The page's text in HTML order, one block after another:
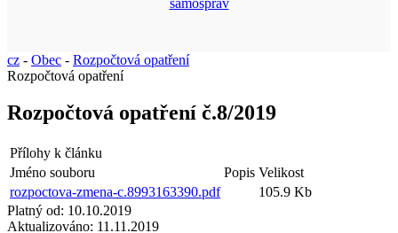
cz - Obec - Rozpočtová opatření
Rozpočtová opatření
Rozpočtová opatření č.8/2019
Přílohy k článku
Jméno souboru
Popis Velikost
rozpoctova-zmena-c.8993163390.pdf
105.9 Kb
Platný od: 10.10.2019
Aktualizováno: 11.11.2019